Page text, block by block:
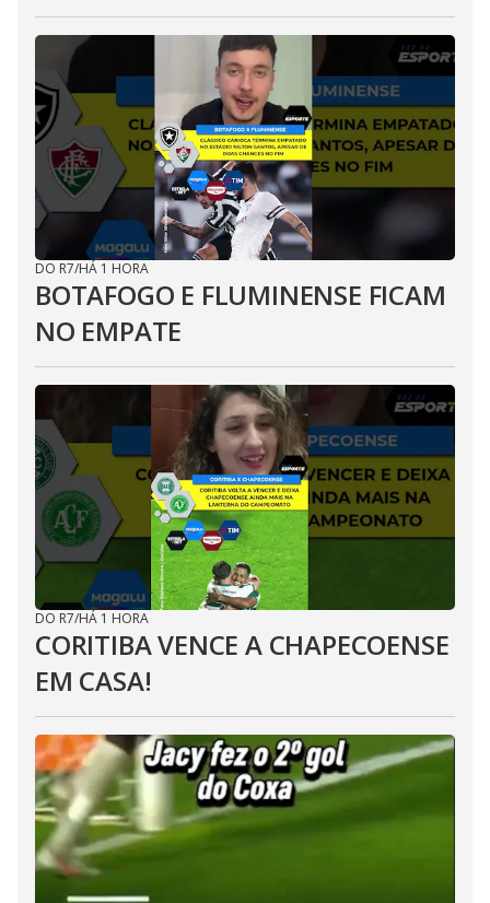
DO R7/HÁ 1 HORA
BOTAFOGO E FLUMINENSE FICAM
NO EMPATE
DO R7/HÁ 1 HORA
CORITIBA VENCE A CHAPECOENSE
EM CASA!